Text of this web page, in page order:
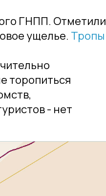
ГНПП. Отметили
ущелье. Тропы
торопиться
- нет